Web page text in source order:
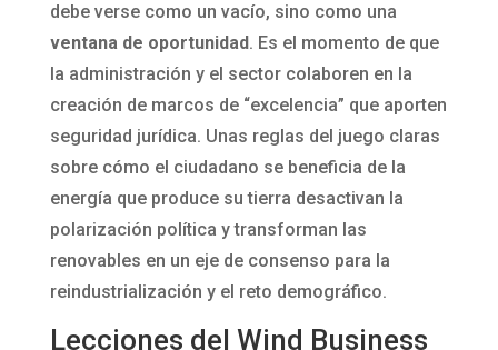
debe verse como un vacío, sino como una
ventana de oportunidad. Es el momento de que
la administración y el sector colaboren en la
creación de marcos de “excelencia” que aporten
seguridad jurídica. Unas reglas del juego claras
sobre cómo el ciudadano se beneficia de la
energía que produce su tierra desactivan la
polarización política y transforman las
renovables en un eje de consenso para la
reindustrialización y el reto demográfico.
Lecciones del Wind Business